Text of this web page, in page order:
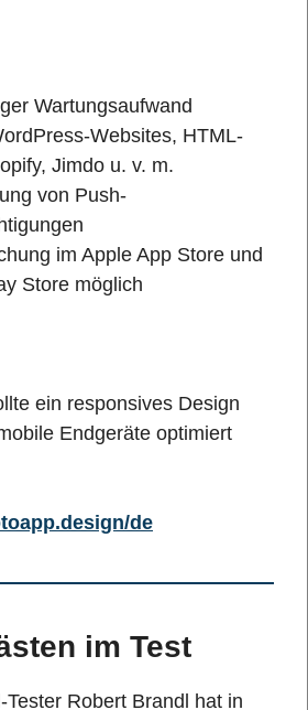
Wartungsaufwand
Websites, HTML-
Jimdo u. v. m.
von Push-
im Apple App Store und
Store möglich
ein responsives Design
Endgeräte optimiert
de
im Test
Tester Robert Brandl hat in